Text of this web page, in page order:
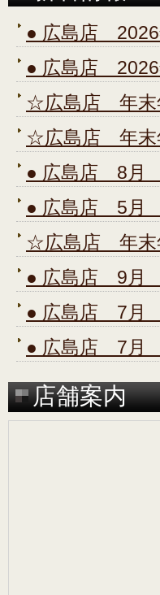
● 広島店
● 広島店
☆広島店 年末
☆広島店 年末
● 広島店 8月
● 広島店 5月
☆広島店 年末
● 広島店 9月
● 広島店 7月
● 広島店 7月
店舗案内